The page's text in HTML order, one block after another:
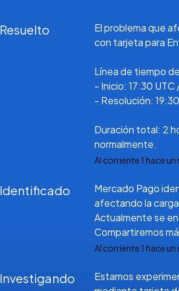
Resuelto
El problema que
con tarjeta para
Línea de tiempo
- Inicio: 17:30
- Resolución:
Duración total: 2
normalmente.
Al corriente 1 hace un
Identificado
Mercado Pago
afectando la
Actualmente se
Compartiremos
Al corriente 1 hace un
Investigando
Estamos